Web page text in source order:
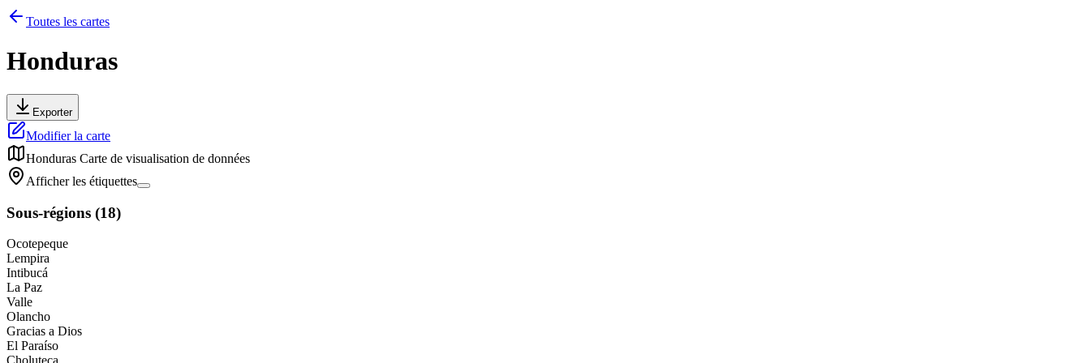
Toutes les cartes
Honduras
Exporter
Modifier la carte
Honduras Carte de visualisation de données
Afficher les étiquettes
Sous-régions (18)
Ocotepeque
Lempira
Intibucá
La Paz
Valle
Olancho
Gracias a Dios
El Paraíso